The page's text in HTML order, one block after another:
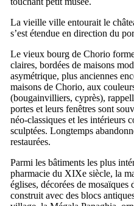
La vieille ville entourait le
s’est étendue en direction du
Le vieux bourg de Chorio
claires, bordées de maisons
asymétrique, plus anciennes
maisons de Chorio, aux
(bougainvilliers, cyprès),
portes et leurs fenêtres sont
néo-classiques et les intérieurs
sculptées. Longtemps
restaurées.
Parmi les bâtiments les plus
pharmacie du XIXe siècle, la
églises, décorées de mosaïques
construit avec des blocs